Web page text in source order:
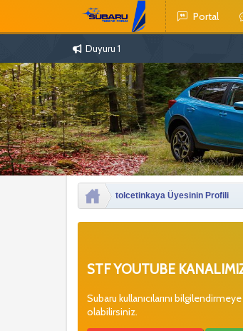
Portal
Duyuru 1
tolcetinkaya Üyesinin Profili
STF YOUTUBE
Subaru kullanıcılarını
olabilirsiniz.